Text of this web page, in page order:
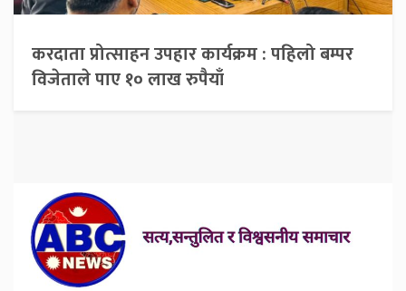
करदाता प्रोत्साहन उपहार कार्यक्रम : पहिलो बम्पर
विजेताले पाए १० लाख रुपैयाँ